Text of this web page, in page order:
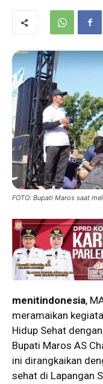
FOTO: Bupati Maros saat
menitindonesia,
meramaikan
Hidup Sehat
Bupati Maros AS
ini dirangkaikan
sehat di Lapangan